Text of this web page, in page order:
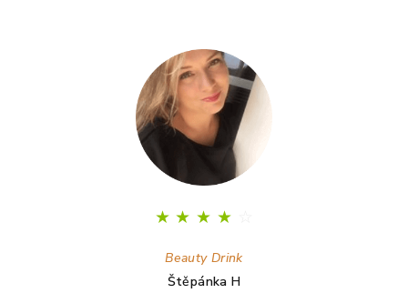
★ ★ ★ ★
Beauty Drink
Štěpánka H